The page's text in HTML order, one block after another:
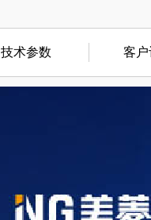
技术参数 客户